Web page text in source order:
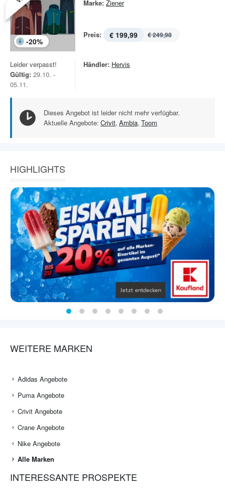
-20%
Marke: Ziener
Preis: € 199,99 € 249,98
Leider verpasst!
Gültig: 29.10. -
05.11.
Händler: Hervis
Dieses Angebot ist leider nicht mehr verfügbar.
Aktuelle Angebote: Crivit, Ambia, Toom
HIGHLIGHTS
WEITERE MARKEN
Adidas Angebote
Puma Angebote
Crivit Angebote
Crane Angebote
Nike Angebote
Alle Marken
INTERESSANTE PROSPEKTE